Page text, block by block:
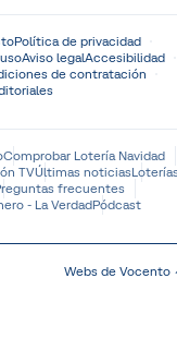
Política de privacidad
Aviso legalAccesibilidad
de contratación
Comprobar Lotería Navidad
TVÚltimas noticias
frecuentes
- La VerdadPódcast
Webs de Vocento